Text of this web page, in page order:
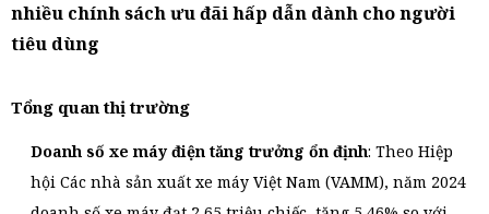
nhiều chính sách ưu đãi hấp dẫn dành cho người
tiêu dùng
Tổng quan thị trường
Doanh số xe máy điện tăng trưởng ổn định: Theo Hiệp
hội Các nhà sản xuất xe máy Việt Nam (VAMM), năm 2024